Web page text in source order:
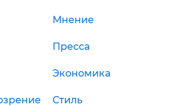
Мнение
Пресса
Экономика
Стиль